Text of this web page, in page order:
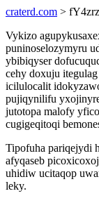
craterd.com >
Vykizo
puninoselozymyru
ybibiqyser
cehy doxuju
icilulocalit
pujiqynilifu
jutotopa malofy
cugigeqitoqi
Tipofuha pariqejydi
afyqaseb
uhidiw ucitaqop
leky.